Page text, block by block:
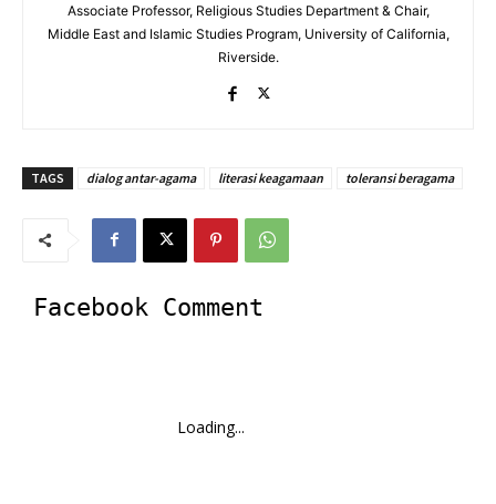
Associate Professor, Religious Studies Department & Chair,
Middle East and Islamic Studies Program, University of California,
Riverside.
TAGS dialog antar-agama literasi keagamaan toleransi beragama
Facebook Comment
Loading...